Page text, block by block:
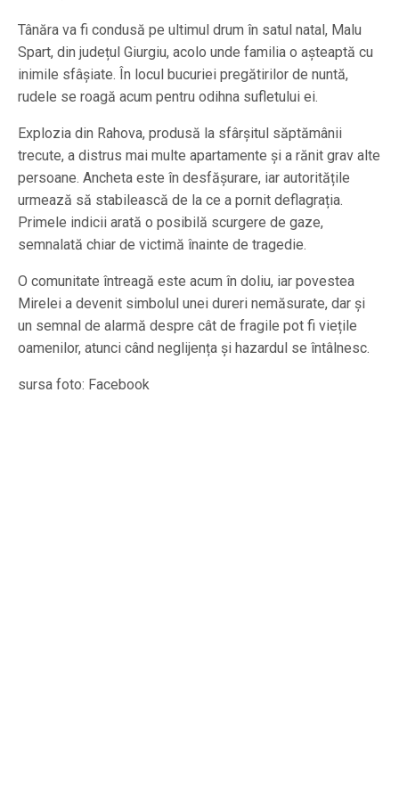
Tânăra va fi condusă pe ultimul drum în satul natal, Malu
Spart, din județul Giurgiu, acolo unde familia o așteaptă cu
inimile sfâșiate. În locul bucuriei pregătirilor de nuntă,
rudele se roagă acum pentru odihna sufletului ei.
Explozia din Rahova, produsă la sfârșitul săptămânii
trecute, a distrus mai multe apartamente și a rănit grav alte
persoane. Ancheta este în desfășurare, iar autoritățile
urmează să stabilească de la ce a pornit deflagrația.
Primele indicii arată o posibilă scurgere de gaze,
semnalată chiar de victimă înainte de tragedie.
O comunitate întreagă este acum în doliu, iar povestea
Mirelei a devenit simbolul unei dureri nemăsurate, dar și
un semnal de alarmă despre cât de fragile pot fi viețile
oamenilor, atunci când neglijența și hazardul se întâlnesc.
sursa foto: Facebook